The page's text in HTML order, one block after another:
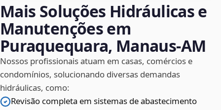
Mais Soluções Hidráulicas e
Manutenções em
Puraquequara, Manaus‑AM
Nossos profissionais atuam em casas, comércios e
condomínios, solucionando diversas demandas
hidráulicas, como:
Revisão completa em sistemas de abastecimento